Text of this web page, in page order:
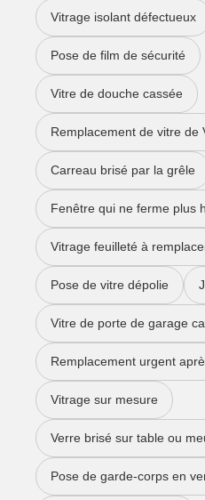
Vitrage isolant défectueux
Pose de film de sécurité
Vitre de douche cassée
Remplacement de vitre de
Carreau brisé par la grêle
Fenêtre qui ne ferme plus
Vitrage feuilleté à
Pose de vitre dépolie
Vitre de porte de garage
Remplacement urgent
Vitrage sur mesure
Verre brisé sur table ou
Pose de garde-corps en